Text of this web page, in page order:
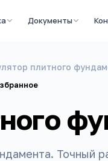
Документы
плитного
Точный